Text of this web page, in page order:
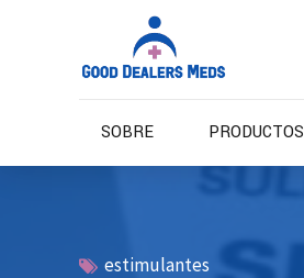
SOBRE PRODUCTOS
estimulantes